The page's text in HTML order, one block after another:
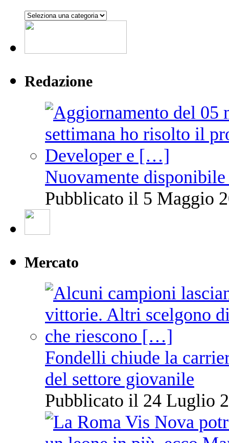
Argomenti
Redazione
Nuovamente
Pubblicato il 5 Maggio
Mercato
Fondelli chiude la
del settore giovanile
Pubblicato il 24 Luglio